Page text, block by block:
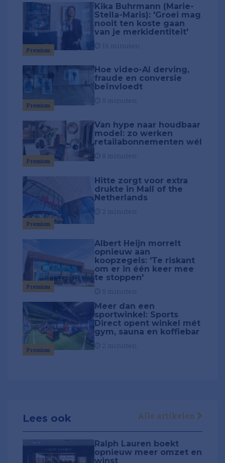
Premium
Kika Buhrmann (Marie-
Stella-Maris): 'Groei mag
nooit ten koste gaan
van je merkidentiteit'
Premium
Hoe video-AI derving,
fraude en conversie
beïnvloedt
Premium
Van hype naar houdbaar
model: zo werken
retailabonnementen wél
Premium
Hitte zorgt voor extra
drukte in Mall of the
Netherlands
Premium
Albert Heijn morrelt
opnieuw aan
koopzegels: 'Te riskant
om er in één keer mee
te stoppen'
Premium
Meer dan een
sportwinkel: Sports
Direct opent winkel mét
gym, sauna en koffiebar
Lees ook Alle artikelen
Ralph Lauren boekt
opnieuw meer omzet en
winst